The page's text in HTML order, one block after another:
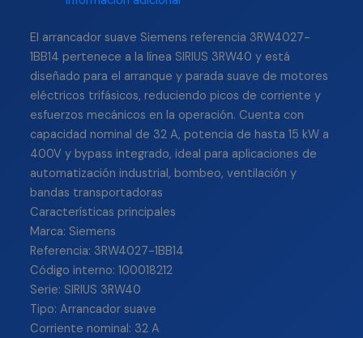
El arrancador suave Siemens referencia 3RW4027-
1BB14 pertenece a la línea SIRIUS 3RW40 y está
diseñado para el arranque y parada suave de motores
eléctricos trifásicos, reduciendo picos de corriente y
esfuerzos mecánicos en la operación. Cuenta con
capacidad nominal de 32 A, potencia de hasta 15 kW a
400V y bypass integrado, ideal para aplicaciones de
automatización industrial, bombeo, ventilación y
bandas transportadoras
Características principales
Marca: Siemens
Referencia: 3RW4027-1BB14
Código interno: 100018212
Serie: SIRIUS 3RW40
Tipo: Arrancador suave
Corriente nominal: 32 A